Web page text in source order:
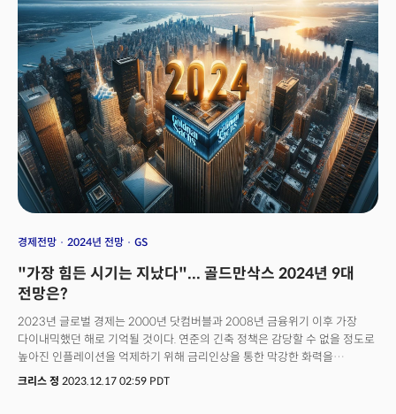
제조업체인 대만의 TSMC는 이번 4분기 실적보고에서 반도체의 회복을
선언했습니다. 이것이 반도체가 시장의 사상 최고가 경신을 이끈 동력이
됐습니다. 하지만 사실 시장 측면에서 반도체의 회복은 이미 1년 전에
시작됐다고 볼 수 있습니다. 반도체가 지난 해 1월 바닥을 형성하던 당시
더밀크는 뉴욕시그널을 통해 2023년이 반도체 회복의 해가 될 수 있음을
주장했습니다. 탑픽은 놀랍게도 엔비디아였죠. 사실 당시만 해도 엔비디아는
좋은 선택이었지만 여전히 밸류에이션에 대한 부담은 존재했습니다. 이를
완전히 깨부순것은 바로 생성AI 열풍이었습니다.
경제전망 2024년 전망 GS
"가장 힘든 시기는 지났다"... 골드만삭스 2024년 9대
전망은?
2023년 글로벌 경제는 2000년 닷컴버블과 2008년 금융위기 이후 가장
다이내믹했던 해로 기억될 것이다. 연준의 긴축 정책은 감당할 수 없을 정도로
높아진 인플레이션을 억제하기 위해 금리인상을 통한 막강한 화력을
뿜어냈다.전례없는 연준의 긴축에 경제는 즉각 이상신호를 발산했다.
크리스 정 2023.12.17 02:59 PDT